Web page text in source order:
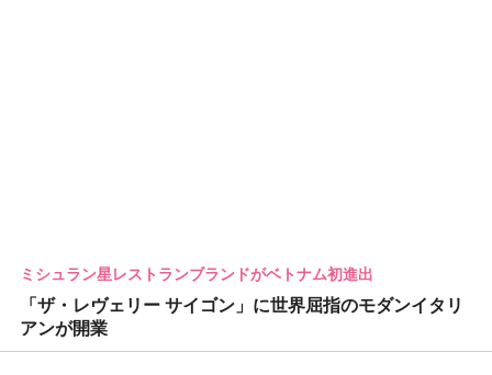
ミシュラン星レストランブランドがベトナム初進出
「ザ・レヴェリー サイゴン」に世界屈指のモダンイタリ
アンが開業